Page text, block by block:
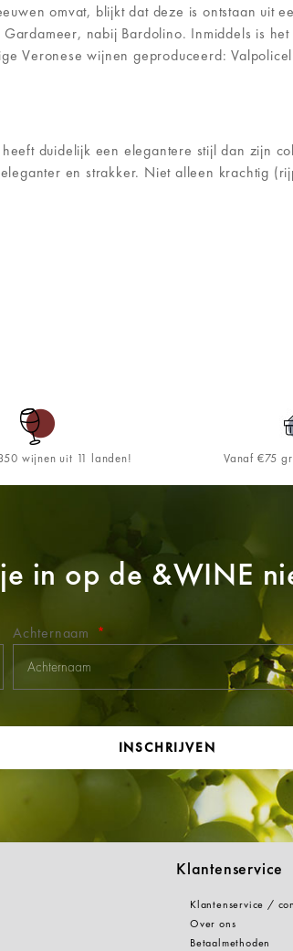
omvat, blijkt dat deze is ontstaan uit
nabij Bardolino. Inmiddels is
Veronese wijnen geproduceerd:
duidelijk een elegantere stijl dan zijn
en strakker. Niet alleen krachtig
wijnen uit 11 landen! Vanaf €75
in op de &WINE
Achternaam
INSCHRIJVEN
Klantenservice
Klantenservice /
Over ons
Betaalmethoden